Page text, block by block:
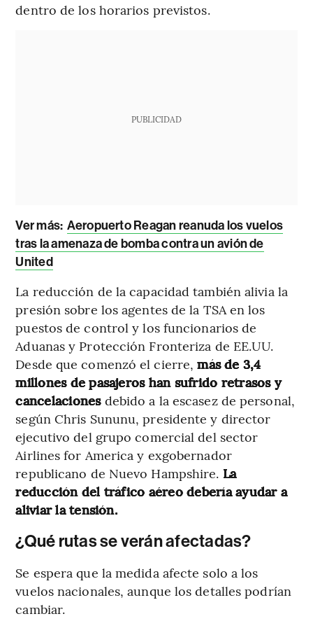
dentro de los horarios previstos.
PUBLICIDAD
Ver más: Aeropuerto Reagan reanuda los vuelos
tras la amenaza de bomba contra un avión de
United
La reducción de la capacidad también alivia la
presión sobre los agentes de la TSA en los
puestos de control y los funcionarios de
Aduanas y Protección Fronteriza de EE.UU.
Desde que comenzó el cierre,más de 3,4
millones de pasajeros han sufrido retrasos y
cancelaciones debido a la escasez de personal,
según Chris Sununu, presidente y director
ejecutivo del grupo comercial del sector
Airlines for America y exgobernador
republicano de Nuevo Hampshire. La
reducción del tráfico aéreo debería ayudar a
aliviar la tensión.
¿Qué rutas se verán afectadas?
Se espera que la medida afecte solo a los
vuelos nacionales, aunque los detalles podrían
cambiar.